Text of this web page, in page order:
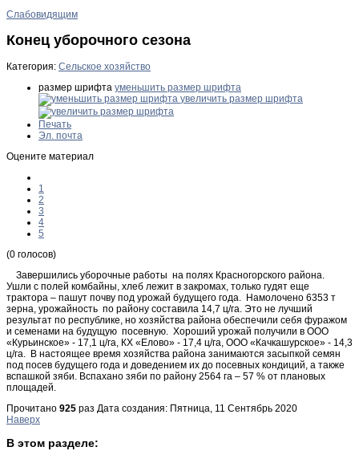
Слабовидящим
Конец уборочного сезона
Категория: Сельское хозяйство
размер шрифта уменьшить размер шрифта
увеличить размер шрифта
Печать
Эл. почта
Оцените материал
1
2
3
4
5
(0 голосов)
Завершились уборочные работы на полях Красногорского района.
Ушли с полей комбайны, хлеб лежит в закромах, только гудят еще
трактора – пашут почву под урожай будущего года. Намолочено 6353 т
зерна, урожайность по району составила 14,7 ц/га. Это не лучший
результат по республике, но хозяйства района обеспечили себя фуражом
и семенами на будущую посевную. Хороший урожай получили в ООО
«Курьинское» - 17,1 ц/га, КХ «Елово» - 17,4 ц/га, ООО «Качкашурское» - 14,3
ц/га. В настоящее время хозяйства района занимаются засыпкой семян
под посев будущего года и доведением их до посевных кондиций, а также
вспашкой зяби. Вспахано зяби по району 2564 га – 57 % от плановых
площадей.
Прочитано 925 раз Дата создания: Пятница, 11 Сентябрь 2020
Наверх
В этом разделе: